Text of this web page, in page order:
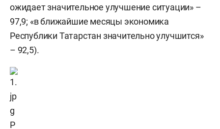
ожидает значительное улучшение ситуации» –
97,9; «в ближайшие месяцы экономика
Республики Татарстан значительно улучшится»
– 92,5).
Р